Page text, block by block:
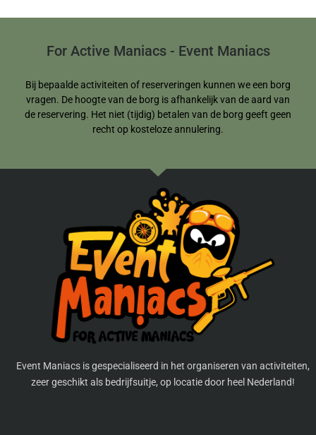
For Active Maniacs - Event Maniacs
Bij bepaalde activiteiten of reserveringen kunnen we een borg
vragen. De hoogte van de borg is afhankelijk van de aard van
de reservering. Het niet (tijdig) betalen van de borg geeft geen
recht op kosteloze annulering.
Event Maniacs is gespecialiseerd in het organiseren van activiteiten,
zeer geschikt als bedrijfsuitje, op locatie door heel Nederland!